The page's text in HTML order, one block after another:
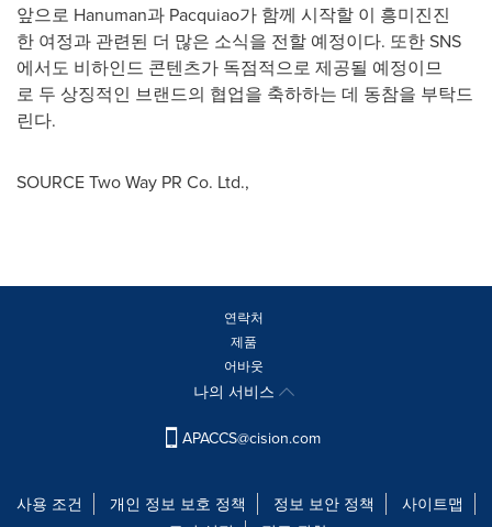
앞으로 Hanuman과 Pacquiao가 함께 시작할 이 흥미진진
한 여정과 관련된 더 많은 소식을 전할 예정이다. 또한 SNS
에서도 비하인드 콘텐츠가 독점적으로 제공될 예정이므
로 두 상징적인 브랜드의 협업을 축하하는 데 동참을 부탁드
린다.
SOURCE Two Way PR Co. Ltd.,
연락처
제품
어바웃
나의 서비스
APACCS@cision.com
사용 조건 개인 정보 보호 정책 정보 보안 정책
사이트맵